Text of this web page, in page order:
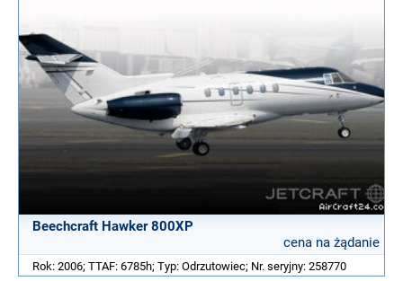
Beechcraft Hawker 800XP
cena na żądanie
Rok: 2006; TTAF: 6785h; Typ: Odrzutowiec; Nr. seryjny: 258770